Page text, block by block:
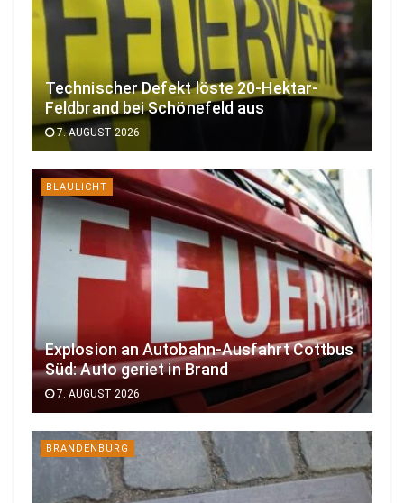
Technischer Defekt löste 20-Hektar-
Feldbrand bei Schönefeld aus
7. AUGUST 2026
BLAULICHT
Explosion an Autobahn-Ausfahrt Cottbus
Süd: Auto geriet in Brand
7. AUGUST 2026
BRANDENBURG